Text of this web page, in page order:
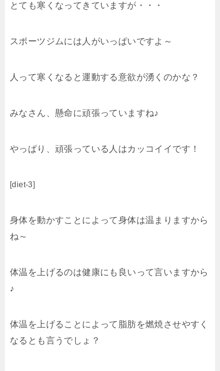
とても寒くなってきていますが・・・
スポーツジムには人がいっぱいですよ～
人って寒くなると運動する意欲が湧くのかな？
みなさん、懸命に頑張っていますね♪
やっぱり、頑張っている人はカッコイイです！
[diet-3]
身体を動かすことによって身体は温まりますから
ね～
体温を上げるのは健康にも良いって言いますから
♪
体温を上げることによって脂肪を燃焼させやすく
なるとも言うでしょ？